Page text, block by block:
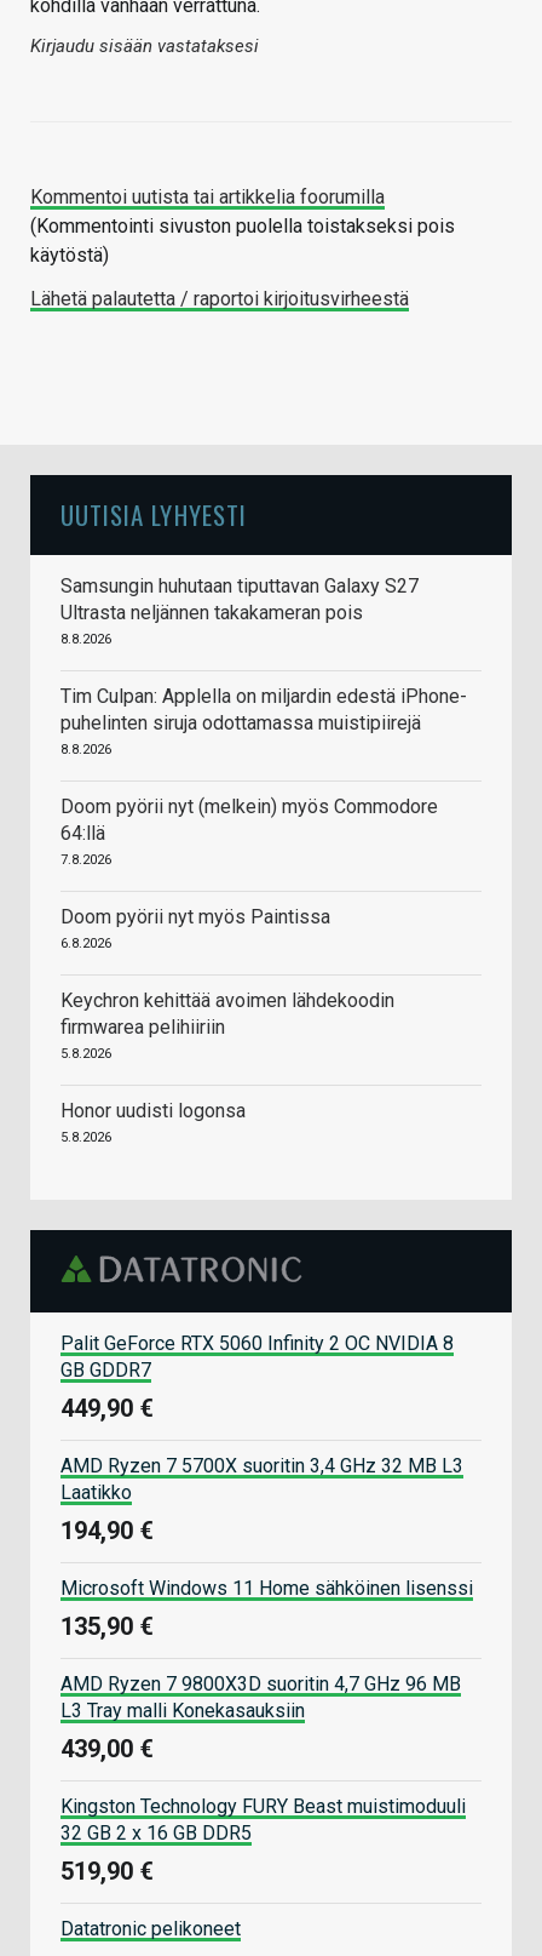
kohdilla vanhaan verrattuna.
Kirjaudu sisään vastataksesi
Kommentoi uutista tai artikkelia foorumilla
(Kommentointi sivuston puolella toistakseksi pois
käytöstä)
Lähetä palautetta / raportoi kirjoitusvirheestä
UUTISIA LYHYESTI
Samsungin huhutaan tiputtavan Galaxy S27
Ultrasta neljännen takakameran pois
8.8.2026
Tim Culpan: Applella on miljardin edestä iPhone-
puhelinten siruja odottamassa muistipiirejä
8.8.2026
Doom pyörii nyt (melkein) myös Commodore
64:llä
7.8.2026
Doom pyörii nyt myös Paintissa
6.8.2026
Keychron kehittää avoimen lähdekoodin
firmwarea pelihiiriin
5.8.2026
Honor uudisti logonsa
5.8.2026
Palit GeForce RTX 5060 Infinity 2 OC NVIDIA 8
GB GDDR7
449,90 €
AMD Ryzen 7 5700X suoritin 3,4 GHz 32 MB L3
Laatikko
194,90 €
Microsoft Windows 11 Home sähköinen lisenssi
135,90 €
AMD Ryzen 7 9800X3D suoritin 4,7 GHz 96 MB
L3 Tray malli Konekasauksiin
439,00 €
Kingston Technology FURY Beast muistimoduuli
32 GB 2 x 16 GB DDR5
519,90 €
Datatronic pelikoneet